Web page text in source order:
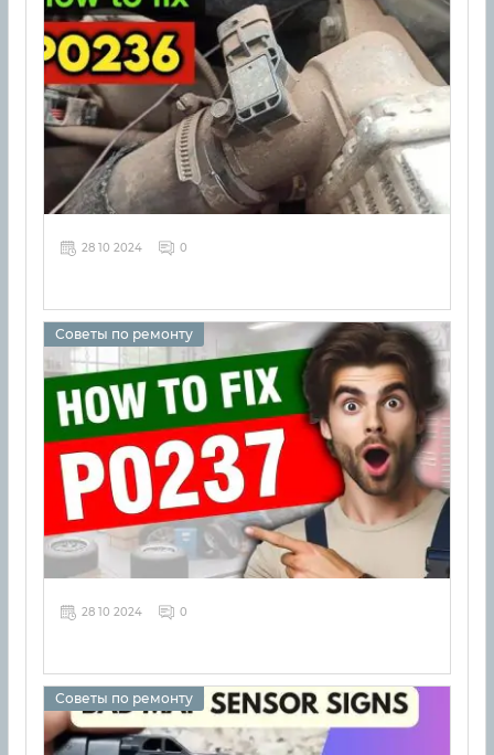
28 10 2024 0
Советы по ремонту
28 10 2024 0
Советы по ремонту